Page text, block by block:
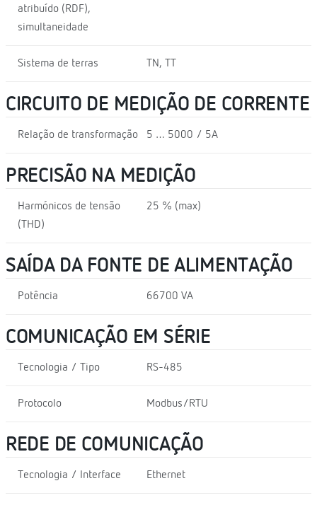
atribuído (RDF),
simultaneidade
Sistema de terras TN, TT
CIRCUITO DE MEDIÇÃO DE CORRENTE
Relação de transformação 5 … 5000 / 5A
PRECISÃO NA MEDIÇÃO
Harmónicos de tensão
(THD)
25 % (max)
SAÍDA DA FONTE DE ALIMENTAÇÃO
Potência 66700 VA
COMUNICAÇÃO EM SÉRIE
Tecnologia / Tipo RS-485
Protocolo Modbus/RTU
REDE DE COMUNICAÇÃO
Tecnologia / Interface Ethernet